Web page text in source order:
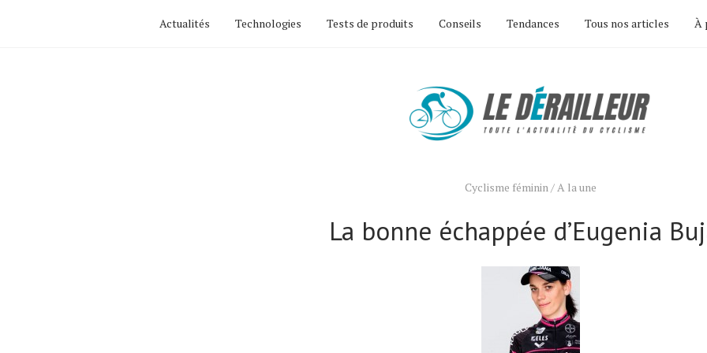
Actualités Technologies Tests de produits Conseils Tendances Tous nos articles À
Cyclisme féminin/A la une
La bonne échappée d’Eugenia